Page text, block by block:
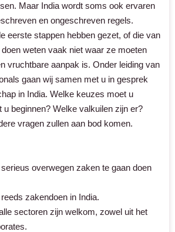
Maar India wordt soms ook ervaren
en ongeschreven regels.
eerste stappen hebben gezet, of die van
weten vaak niet waar ze moeten
vruchtbare aanpak is. Onder leiding van
gaan wij samen met u in gesprek
in India. Welke keuzes moet u
u beginnen? Welke valkuilen zijn er?
vragen zullen aan bod komen.
overwegen zaken te gaan doen
zakendoen in India.
sectoren zijn welkom, zowel uit het